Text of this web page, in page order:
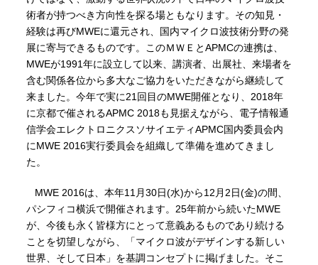
術者が持つべき方向性を探る場ともなります。その知見・
経験は再びMWEに還元され、国内マイクロ波技術分野の発
展に寄与できるものです。このＭＷＥとAPMCの連携は、
MWEが1991年に設立して以来、講演者、出展社、来場者を
含む関係各位から多大なご協力をいただきながら継続して
来ました。今年で実に21回目のMWE開催となり、2018年
に京都で催されるAPMC 2018も見据えながら、電子情報通
信学会エレクトロニクスソサイエティAPMC国内委員会内
にMWE 2016実行委員会を組織して準備を進めてきまし
た。
MWE 2016は、本年11月30日(水)から12月2日(金)の間、
パシフィコ横浜で開催されます。25年前から続いたMWE
が、今後も永く皆様方にとって意義あるものであり続ける
ことを切望しながら、「マイクロ波がデザインする新しい
世界、そして日本」を基調コンセプトに掲げました。そこ